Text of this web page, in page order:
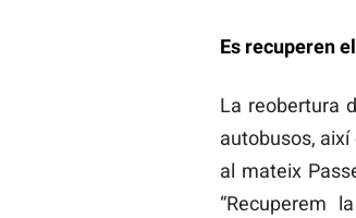
Es recuperen
La reobertura
autobusos,
al mateix
“Recuperem